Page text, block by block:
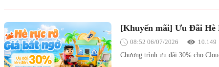
[Khuyến mãi] Ưu Đãi Hè
08:52 06/07/2026
10.149
Chương trình ưu đãi 30% cho